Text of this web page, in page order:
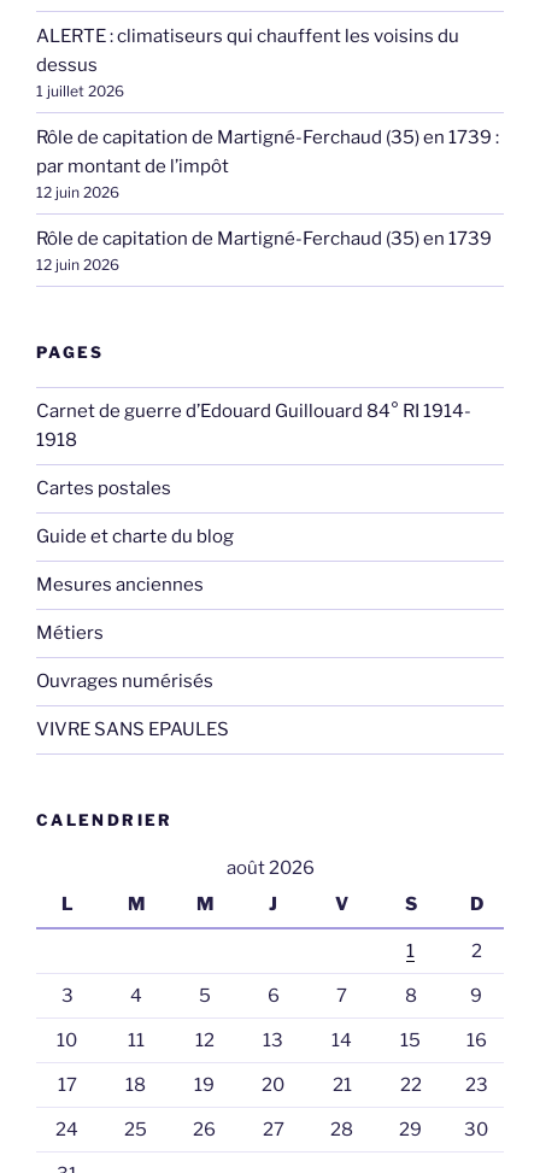
ALERTE : climatiseurs qui chauffent les voisins du
dessus
1 juillet 2026
Rôle de capitation de Martigné-Ferchaud (35) en 1739 :
par montant de l’impôt
12 juin 2026
Rôle de capitation de Martigné-Ferchaud (35) en 1739
12 juin 2026
PAGES
Carnet de guerre d’Edouard Guillouard 84° RI 1914-
1918
Cartes postales
Guide et charte du blog
Mesures anciennes
Métiers
Ouvrages numérisés
VIVRE SANS EPAULES
CALENDRIER
août 2026
L
M M J V S D
1 2
3 4 5 6 7 8 9
10 11 12 13 14 15 16
17 18 19 20 21 22 23
24 25 26 27 28 29 30